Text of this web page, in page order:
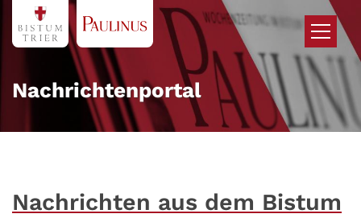
Zum Inhalt springen
Nachrichtenportal
Nachrichten aus dem Bistum